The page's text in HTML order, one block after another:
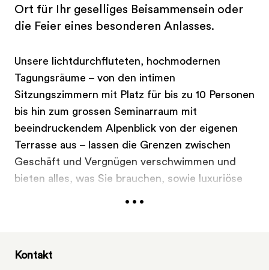
Ort für Ihr geselliges Beisammensein oder
die Feier eines besonderen Anlasses.
Unsere lichtdurchfluteten, hochmodernen
Tagungsräume – von den intimen
Sitzungszimmern mit Platz für bis zu 10 Personen
bis hin zum grossen Seminarraum mit
beeindruckendem Alpenblick von der eigenen
Terrasse aus – lassen die Grenzen zwischen
Geschäft und Vergnügen verschwimmen und
bieten alles, was Sie brauchen, sowie luxuriöse
...
Kontakt